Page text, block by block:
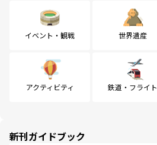
イベント・観戦 世界遺産
アクティビティ 鉄道・フライト
新刊ガイドブック